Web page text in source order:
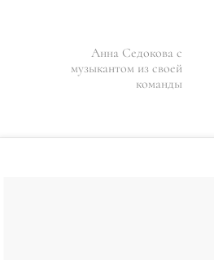
Анна Седокова с
музыкантом из своей
команды